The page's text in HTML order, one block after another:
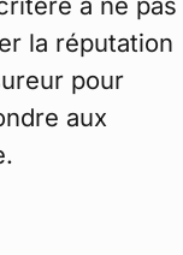
la réputation
pour
aux